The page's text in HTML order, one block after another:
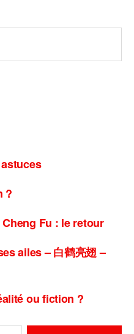
?
Fu : le retour
ailes – 白鹤亮翅 –
ou fiction ?